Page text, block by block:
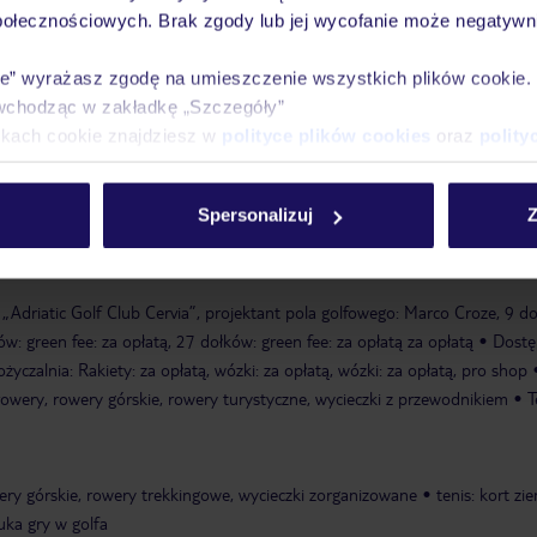
Brak zgody lub jej wycofanie może
wyrażasz zgodę na umieszczenie wszystkich plików
w zakładkę „Szczegóły”
cookie znajdziesz w polityce plików cookies oraz
Spersonalizuj
piaszczysta
leżaki za opłatą, dostępność nie jest gwarantowana,
ręczniki za opłatą
leżaki: w cenie
basen „Pool in Hotel": od 3 lat, czerwiec - wrzesień;
zewnętrzny, leżaki: w cenie
ręczniki: za opłatą
Golf Club Cervia”, projektant pola golfowego: Marco Croze, 9
green fee: za opłatą, 27 dołków: green fee: za opłatą za opłatą
Rakiety: za opłatą, wózki: za opłatą, wózki: za opłatą, pro shop
rowery górskie, rowery turystyczne, wycieczki z przewodnikiem
górskie, rowery trekkingowe, wycieczki zorganizowane
tenis: kort
gry w golfa